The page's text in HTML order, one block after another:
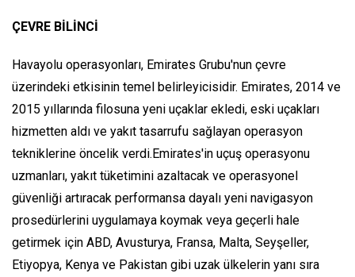
ÇEVRE BİLİNCİ
Havayolu operasyonları, Emirates Grubu'nun çevre
üzerindeki etkisinin temel belirleyicisidir. Emirates, 2014 ve
2015 yıllarında filosuna yeni uçaklar ekledi, eski uçakları
hizmetten aldı ve yakıt tasarrufu sağlayan operasyon
tekniklerine öncelik verdi.Emirates'in uçuş operasyonu
uzmanları, yakıt tüketimini azaltacak ve operasyonel
güvenliği artıracak performansa dayalı yeni navigasyon
prosedürlerini uygulamaya koymak veya geçerli hale
getirmek için ABD, Avusturya, Fransa, Malta, Seyşeller,
Etiyopya, Kenya ve Pakistan gibi uzak ülkelerin yanı sıra